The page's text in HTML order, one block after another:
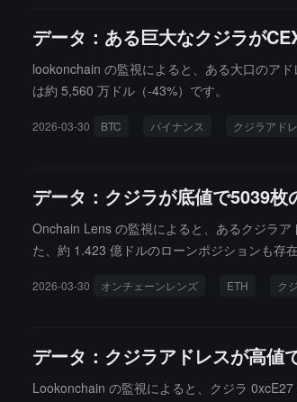
データ：ある巨大なクジラが
lookonchain の監視によると、ある大口のア
は約 5,560 万ドル（-43%）です。
2026-03-30 BTC バイナンス クジラアド
データ：クジラが底値で5039枚
Onchain Lens の監視によると、あるクジラ
た、約 1.423 億ドルのローンポジションも存
2026-03-30 オンチェーンレンズ ETH ク
データ：クジラアドレスが高値
Lookonchain の監視によると、クジラ